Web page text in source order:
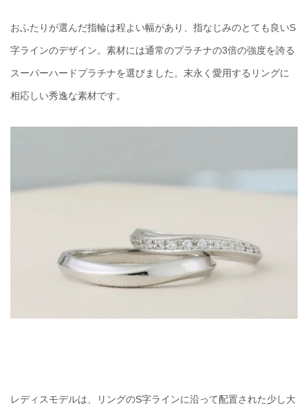
おふたりが選んだ指輪は程よい幅があり、指なじみのとても良いS
字ラインのデザイン。素材には通常のプラチナの3倍の強度を誇る
スーパーハードプラチナを選びました。末永く愛用するリングに
相応しい秀逸な素材です。
レディスモデルは、リングのS字ラインに沿って配置された少し大